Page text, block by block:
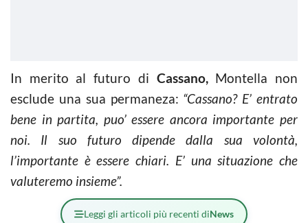
In merito al futuro di Cassano,Montella non
esclude una sua permaneza: “Cassano? E’ entrato
bene in partita, puo’ essere ancora importante per
noi. Il suo futuro dipende dalla sua volontà,
l’importante è essere chiari. E’ una situazione che
valuteremo insieme”.
Leggi gli articoli più recenti diNews